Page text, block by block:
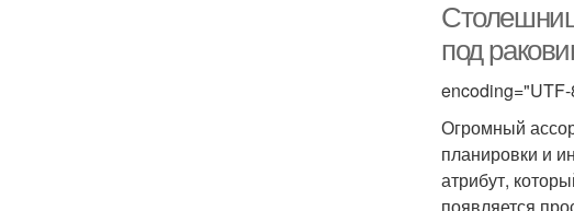
под
Огромный
планировки и
атрибут,